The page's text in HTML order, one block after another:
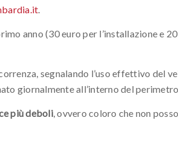
anno (30 euro per l’installazione e
segnalando l’uso effettivo del
giornalmente all’interno del
più deboli, ovvero coloro che non